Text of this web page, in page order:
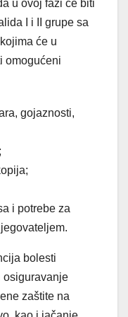
u ovoj fazi će biti
I i II grupe sa
će u
omogućeni
gojaznosti,
i potrebe za
bolesti
osiguravanje
zaštite na